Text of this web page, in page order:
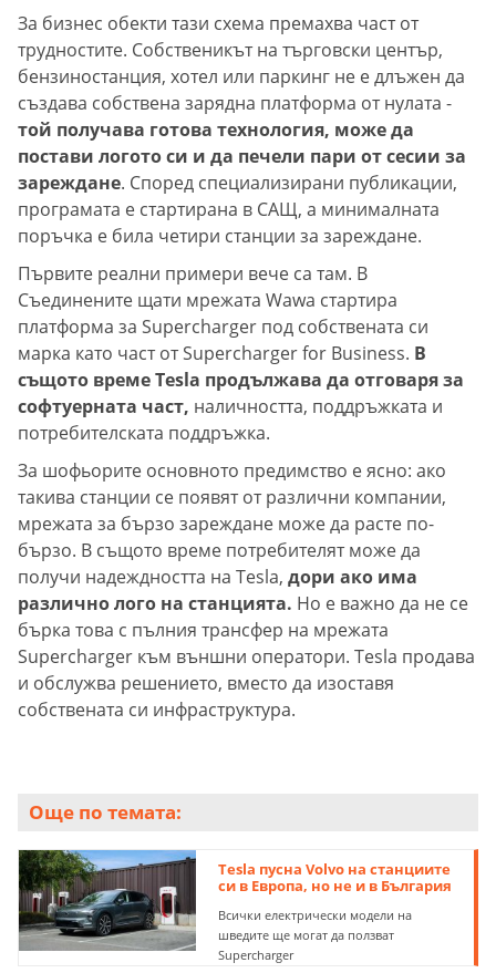
За бизнес обекти тази схема премахва част от
трудностите. Собственикът на търговски център,
бензиностанция, хотел или паркинг не е длъжен да
създава собствена зарядна платформа от нулата -
той получава готова технология, може да
постави логото си и да печели пари от сесии за
зареждане. Според специализирани публикации,
програмата е стартирана в САЩ, а минималната
поръчка е била четири станции за зареждане.
Първите реални примери вече са там. В
Съединените щати мрежата Wawa стартира
платформа за Supercharger под собствената си
марка като част от Supercharger for Business. В
същото време Tesla продължава да отговаря за
софтуерната част, наличността, поддръжката и
потребителската поддръжка.
За шофьорите основното предимство е ясно: ако
такива станции се появят от различни компании,
мрежата за бързо зареждане може да расте по-
бързо. В същото време потребителят може да
получи надеждността на Tesla, дори ако има
различно лого на станцията. Но е важно да не се
бърка това с пълния трансфер на мрежата
Supercharger към външни оператори. Tesla продава
и обслужва решението, вместо да изоставя
собствената си инфраструктура.
Още по темата:
Tesla пусна Volvo на станциите
си в Европа, но не и в България
Всички електрически модели на
шведите ще могат да ползват
Supercharger